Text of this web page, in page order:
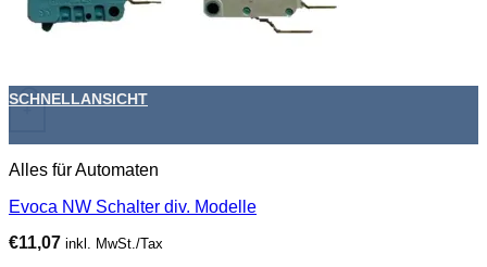
+
SCHNELLANSICHT
Alles für Automaten
Evoca NW Schalter div. Modelle
€11,07 inkl. MwSt./Tax